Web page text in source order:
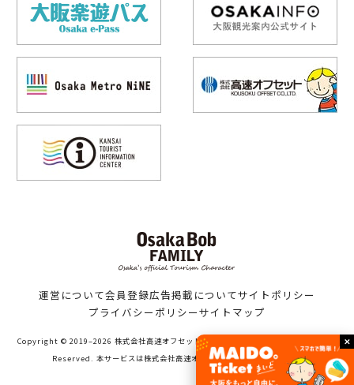
運営について会員登録広告掲載についてサイトポリシー
プライバシーポリシーサイトマップ
Copyright © 2019–2026 株式会社高速オフセット（Bob family WORKS）All Rights
Reserved. 本サービスは株式会社高速オフセットが運営しています。